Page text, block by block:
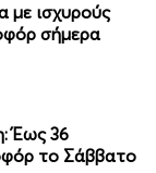
με ισχυρούς
σήμερα
Έως 36
το Σάββατο